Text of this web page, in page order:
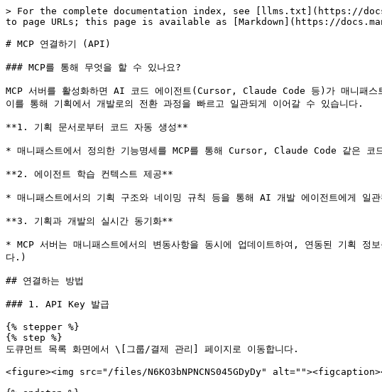
> For the complete documentation index, see [llms.txt](https://
to page URLs; this page is available as [Markdown](https://
# MCP 연결하기 (API)
### MCP를 통해 무엇을 할 수 있나요?
MCP 서버를 활성화하면 AI 코드 에이전트(Cursor, Claude Code 등)가 매니패
이를 통해 기획에서 개발로의 전환 과정을 빠르고 일관되게 이어갈 수 있습니다.
**1. 기획 문서로부터 코드 자동 생성**
* 매니패스트에서 정의한 기능명세를 MCP를 통해 Cursor, Claude Code 같은 코
**2. 에이전트 학습 컨텍스트 제공**
* 매니패스트에서의 기획 구조와 네이밍 규칙 등을 통해 AI 개발 에이전트에게 일관
**3. 기획과 개발의 실시간 동기화**
* MCP 서버는 매니패스트에서의 변동사항을 동시에 업데이트하여, 연동된 기획
다.)
## 연결하는 방법
### 1. API Key 발급
{% stepper %}
{% step %}
도큐먼트 목록 화면에서 \[그룹/결제 관리] 페이지로 이동합니다.
<figure><img src="/files/N6KO3bNPNCNS045GDyDy"